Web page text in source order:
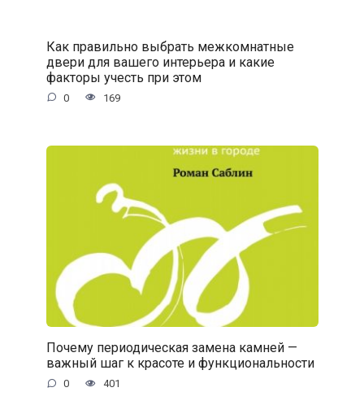
Как правильно выбрать межкомнатные
двери для вашего интерьера и какие
факторы учесть при этом
0 169
Почему периодическая замена камней —
важный шаг к красоте и функциональности
0 401